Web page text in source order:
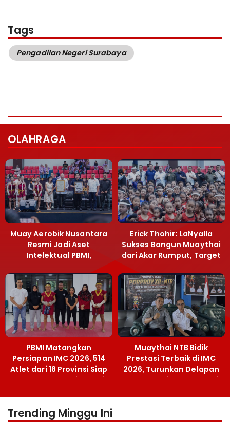
Tags
Pengadilan Negeri Surabaya
OLAHRAGA
Muay Aerobik Nusantara
Resmi Jadi Aset
Intelektual PBMI,
Terobosan Bangun
Grassroots
Erick Thohir: LaNyalla
Sukses Bangun Muaythai
dari Akar Rumput, Target
PBMI Matangkan
Persiapan IMC 2026, 514
Atlet dari 18 Provinsi Siap
Berlaga Besok di Bekasi
Muaythai NTB Bidik
Prestasi Terbaik di IMC
2026, Turunkan Delapan
Atlet ke Kejurnas Bekasi
Trending Minggu Ini